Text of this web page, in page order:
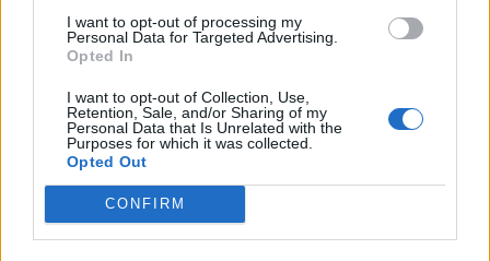
I want to opt-out of processing my
Personal Data for Targeted Advertising.
Opted In
I want to opt-out of Collection, Use,
Retention, Sale, and/or Sharing of my
Personal Data that Is Unrelated with the
Purposes for which it was collected.
Opted Out
CONFIRM
Tags:
edi rama , rama be
rama bisedime be
negocitata